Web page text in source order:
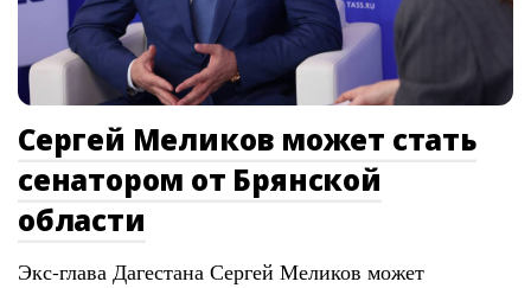
Сергей Меликов может стать
сенатором от Брянской
области
Экс-глава Дагестана Сергей Меликов может